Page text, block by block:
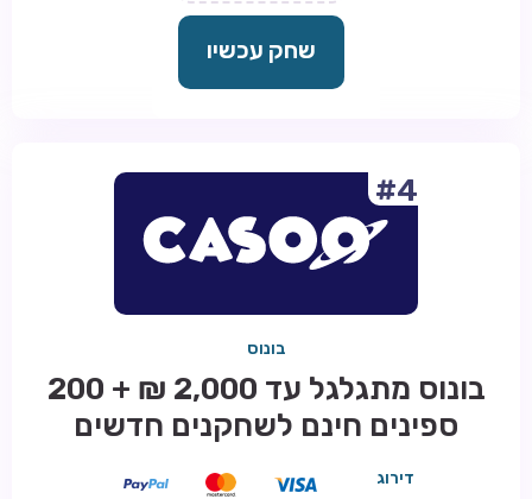
שחק עכשיו
#4
בונוס
בונוס מתגלגל עד 2,000 ₪ + 200
ספינים חינם לשחקנים חדשים
דירוג